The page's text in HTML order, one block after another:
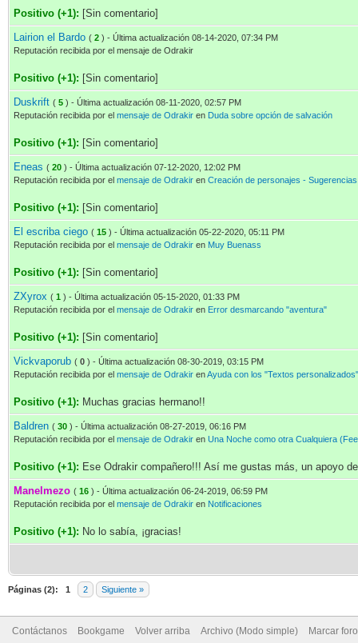
Positivo (+1): [Sin comentario]
Lairion el Bardo ( 2 ) - Última actualización 08-14-2020, 07:34 PM
Reputación recibida por el mensaje de Odrakir
Positivo (+1): [Sin comentario]
Duskrift ( 5 ) - Última actualización 08-11-2020, 02:57 PM
Reputación recibida por el mensaje de Odrakir en Duda sobre opción de salvación
Positivo (+1): [Sin comentario]
Eneas ( 20 ) - Última actualización 07-12-2020, 12:02 PM
Reputación recibida por el mensaje de Odrakir en Creación de personajes - Sugerencias
Positivo (+1): [Sin comentario]
El escriba ciego ( 15 ) - Última actualización 05-22-2020, 05:11 PM
Reputación recibida por el mensaje de Odrakir en Muy Buenass
Positivo (+1): [Sin comentario]
ZXyrox ( 1 ) - Última actualización 05-15-2020, 01:33 PM
Reputación recibida por el mensaje de Odrakir en Error desmarcando "aventura"
Positivo (+1): [Sin comentario]
Vickvaporub ( 0 ) - Última actualización 08-30-2019, 03:15 PM
Reputación recibida por el mensaje de Odrakir enAyuda con los "Textos
Positivo (+1): Muchas gracias hermano!!
Baldren ( 30 ) - Última actualización 08-27-2019, 06:16 PM
Reputación recibida por el mensaje de Odrakir en Una Noche como otra Cualquiera
Positivo (+1): Ese Odrakir compañero!!! Así me gustas más, un apoyo
Manelmezo ( 16 ) - Última actualización 06-24-2019, 06:59 PM
Reputación recibida por el mensaje de Odrakir en Notificaciones
Positivo (+1): No lo sabía, ¡gracias!
Páginas (2): 1 2 Siguiente »
Contáctanos Bookgame Volver arriba Archivo (Modo simple) Marcar